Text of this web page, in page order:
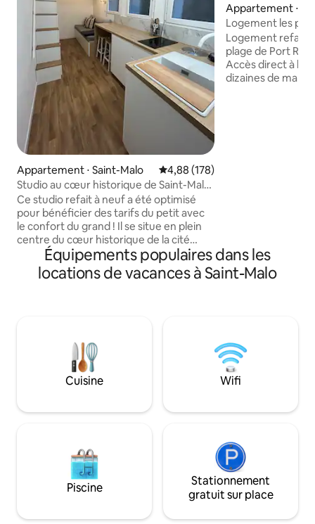
Appartement ⋅ Saint-Malo Évaluation moyenne sur la
4,88 (178)
Studio au cœur historique de Saint-Malo
!Ce studio refait à neuf a été optimisé
pour bénéficier des tarifs du petit avec
le confort du grand ! Il se situe en plein
centre du cœur historique de la cité
Corsaire de St Malo en retrait des
grandes rues touristiques. Proches des
plages, du palais des congrès et de
Nous proposons un supplément de 17€
pour ceux qui veulent s’en décharger.
Appartement ⋅
Logement les pieds dans l'eau face à la
mer
Logement refait
plage de Port
Accès direct à la
dizaines de marches. Ce
Équipements populaires dans les
locations de vacances à Saint-Malo
Cuisine Wifi
Piscine
Stationnement
gratuit sur place